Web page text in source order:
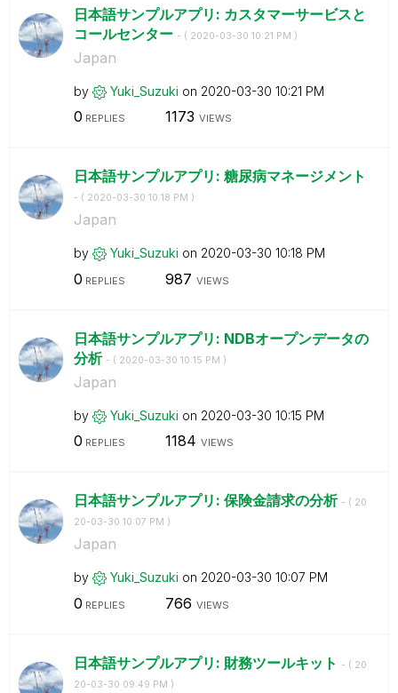
日本語サンプルアプリ: カスタマーサービスと
コールセンター - ( ‎2020-03-30 10:21 PM )
Japan
by Yuki_Suzuki on ‎2020-03-30 10:21 PM
0 REPLIES 1173 VIEWS
日本語サンプルアプリ: 糖尿病マネージメント
- ( ‎2020-03-30 10:18 PM )
Japan
by Yuki_Suzuki on ‎2020-03-30 10:18 PM
0 REPLIES 987 VIEWS
日本語サンプルアプリ: NDBオープンデータの
分析 - ( ‎2020-03-30 10:15 PM )
Japan
by Yuki_Suzuki on ‎2020-03-30 10:15 PM
0 REPLIES 1184 VIEWS
日本語サンプルアプリ: 保険金請求の分析 - ( ‎20
20-03-30 10:07 PM )
Japan
by Yuki_Suzuki on ‎2020-03-30 10:07 PM
0 REPLIES 766 VIEWS
日本語サンプルアプリ: 財務ツールキット - ( ‎20
20-03-30 09:49 PM )